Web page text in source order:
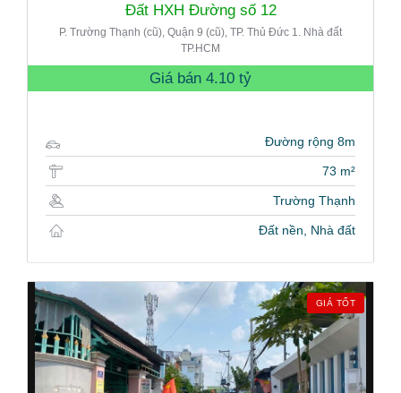
Đất HXH Đường số 12
P. Trường Thạnh (cũ), Quận 9 (cũ), TP. Thủ Đức 1. Nhà đất
TP.HCM
Giá bán 4.10 tỷ
Đường rộng 8m
73 m²
Trường Thạnh
Đất nền, Nhà đất
GIÁ TỐT